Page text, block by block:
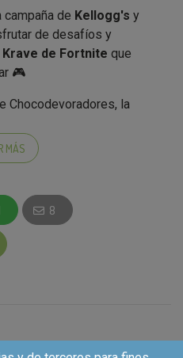
campaña de Kellogg's y
de desafíos y
Krave de Fortnite que
🎮
Chocodevoradores, la
de esta nueva
código:
MÁS
8